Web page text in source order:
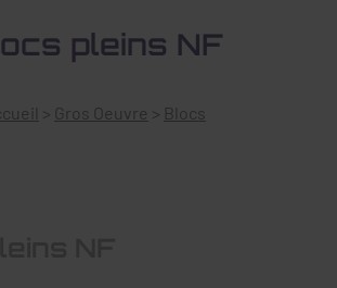
pleins NF
> Gros Oeuvre > Blocs